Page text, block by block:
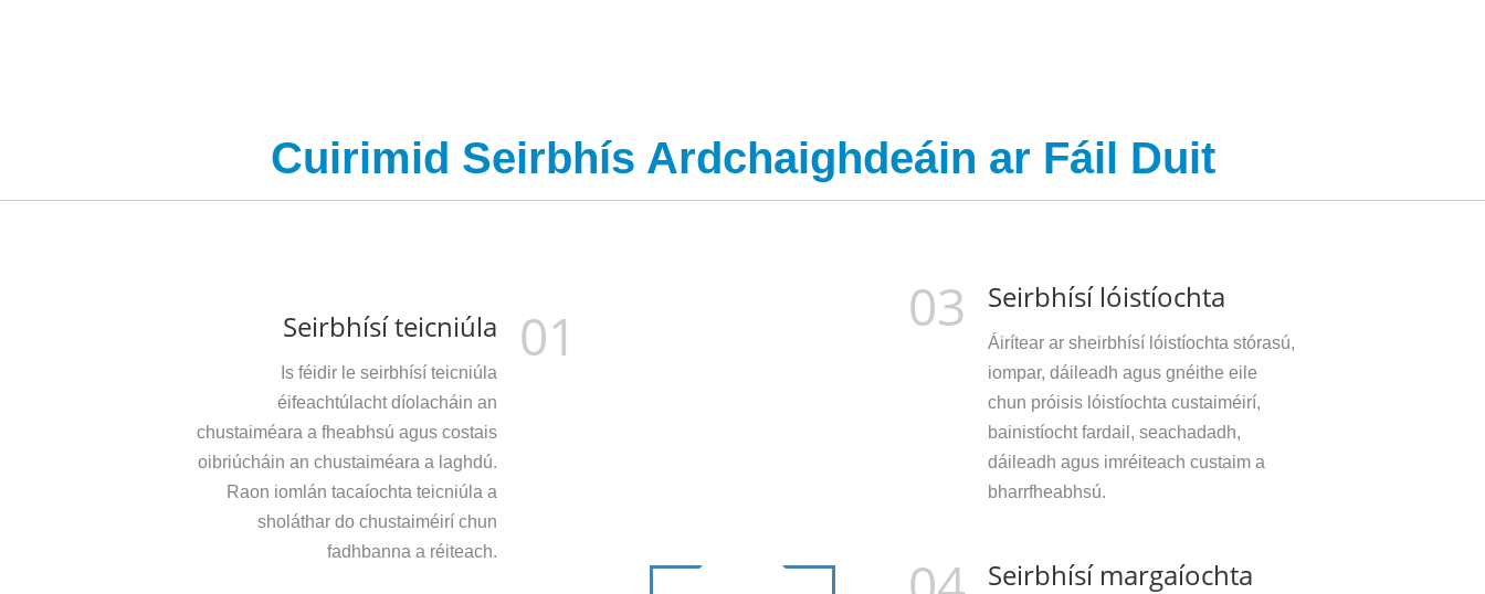
Cuirimid Seirbhís Ardchaighdeáin ar Fáil Duit
01
Seirbhísí teicniúla
Is féidir le seirbhísí teicniúla
éifeachtúlacht díolacháin an
chustaiméara a fheabhsú agus costais
oibriúcháin an chustaiméara a laghdú.
Raon iomlán tacaíochta teicniúla a
sholáthar do chustaiméirí chun
fadhbanna a réiteach.
03 Seirbhísí lóistíochta
Áirítear ar sheirbhísí lóistíochta stórasú,
iompar, dáileadh agus gnéithe eile
chun próisis lóistíochta custaiméirí,
bainistíocht fardail, seachadadh,
dáileadh agus imréiteach custaim a
bharrfheabhsú.
Seirbhísí margaíochta